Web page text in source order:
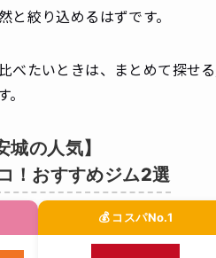
と絞り込めるはずです。
べたいときは、まとめて探せる
城の人気】
！おすすめジム2選
💰 コスパNo.1